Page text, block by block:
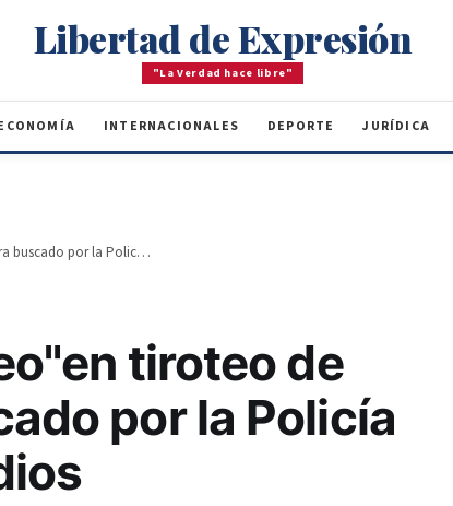
Libertad de Expresión
"La Verdad hace libre"
INTERNACIONALES DEPORTE JURÍDICA
Muerto de "El Feo"en tiroteo de Gualey era buscado por la Policía por dos homicidios
tiroteo de
por la Policía